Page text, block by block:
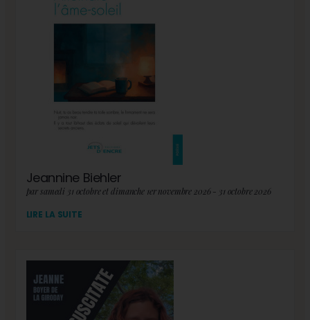
Jeannine Biehler
par samedi 31 octobre et dimanche 1er novembre 2026 - 31 octobre 2026
LIRE LA SUITE